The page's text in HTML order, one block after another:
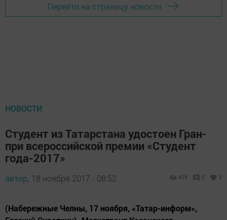
Перейти на страницу новости
НОВОСТИ
Студент из Татарстана удостоен Гран-
при всероссийской премии «Студент
года-2017»
автор, 18 ноября 2017 - 08:52 828 0 0
(Набережные Челны, 17 ноября, «Татар-информ»,